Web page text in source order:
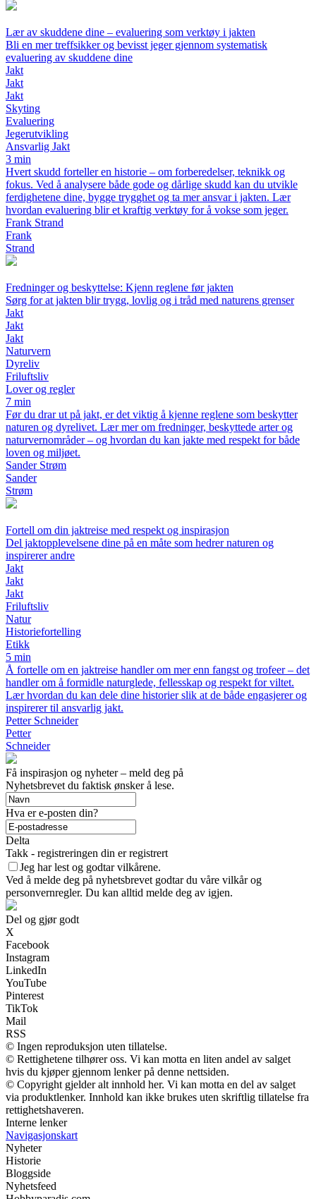
Lær av skuddene dine – evaluering som verktøy i jakten
Bli en mer treffsikker og bevisst jeger gjennom systematisk
evaluering av skuddene dine
Jakt
Jakt
Jakt
Skyting
Evaluering
Jegerutvikling
Ansvarlig Jakt
3 min
Hvert skudd forteller en historie – om forberedelser, teknikk og
fokus. Ved å analysere både gode og dårlige skudd kan du utvikle
ferdighetene dine, bygge trygghet og ta mer ansvar i jakten. Lær
hvordan evaluering blir et kraftig verktøy for å vokse som jeger.
Frank Strand
Frank
Strand
Fredninger og beskyttelse: Kjenn reglene før jakten
Sørg for at jakten blir trygg, lovlig og i tråd med naturens grenser
Jakt
Jakt
Jakt
Naturvern
Dyreliv
Friluftsliv
Lover og regler
7 min
Før du drar ut på jakt, er det viktig å kjenne reglene som beskytter
naturen og dyrelivet. Lær mer om fredninger, beskyttede arter og
naturvernområder – og hvordan du kan jakte med respekt for både
loven og miljøet.
Sander Strøm
Sander
Strøm
Fortell om din jaktreise med respekt og inspirasjon
Del jaktopplevelsene dine på en måte som hedrer naturen og
inspirerer andre
Jakt
Jakt
Jakt
Friluftsliv
Natur
Historiefortelling
Etikk
5 min
Å fortelle om en jaktreise handler om mer enn fangst og trofeer – det
handler om å formidle naturglede, fellesskap og respekt for viltet.
Lær hvordan du kan dele dine historier slik at de både engasjerer og
inspirerer til ansvarlig jakt.
Petter Schneider
Petter
Schneider
Få inspirasjon og nyheter – meld deg på
Nyhetsbrevet du faktisk ønsker å lese.
Hva er e-posten din?
Delta
Takk - registreringen din er registrert
Jeg har lest og godtar vilkårene.
Ved å melde deg på nyhetsbrevet godtar du våre vilkår og
personvernregler. Du kan alltid melde deg av igjen.
Del og gjør godt
X
Facebook
Instagram
LinkedIn
YouTube
Pinterest
TikTok
Mail
RSS
© Ingen reproduksjon uten tillatelse.
© Rettighetene tilhører oss. Vi kan motta en liten andel av salget
hvis du kjøper gjennom lenker på denne nettsiden.
© Copyright gjelder alt innhold her. Vi kan motta en del av salget
via produktlenker. Innhold kan ikke brukes uten skriftlig tillatelse fra
rettighetshaveren.
Interne lenker
Navigasjonskart
Nyheter
Historie
Bloggside
Nyhetsfeed